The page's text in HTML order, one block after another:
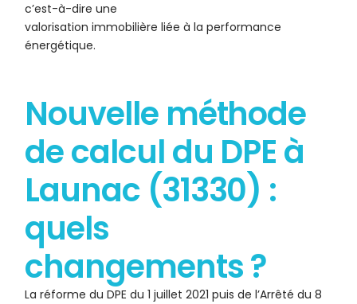
c’est-à-dire une
valorisation immobilière liée à la performance
énergétique.
Nouvelle méthode
de calcul du DPE à
Launac (31330) :
quels
changements ?
La réforme du DPE du 1 juillet 2021 puis de l’Arrêté du 8